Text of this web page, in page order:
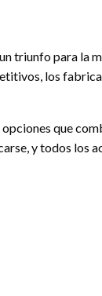
triunfo para la
los
que
y todos los